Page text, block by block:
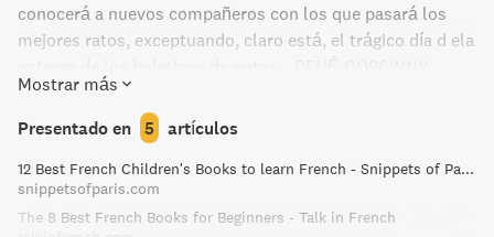
conocerá a nuevos compañeros con los que pasará los
mejores ratos, exceptuando, claro está, el trágico día d ela
empezó su actividad profesional como escenógrafo y
hombre de negocioas, pero las mayores cotas de
popularidad las alcanzó como guionista. Logró, trabajando
con diferentes dibujantes, inmortalizar a personajes tan
entrañables como pueden ser Astérix y Obélix, y Lucky
Luke. Los cinco libros de la serie El pequeño Nicolás,
Mostrar más
Presentado en 5 artículos
12 Best French Children's Books to learn French - Snippets of Paris
snippetsofparis.com
The 8 Best French Books for Beginners - Talk in French